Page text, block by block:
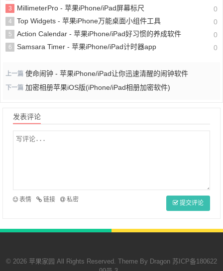
3 MillimeterPro - 苹果iPhone/iPad屏幕标尺 0
4 Top Widgets - 苹果iPhone万能桌面小组件工具 0
5 Action Calendar - 苹果iPhone/iPad好习惯的养成软件 0
6 Samsara Timer - 苹果iPhone/iPad计时器app 0
上一篇 使命闹钟 - 苹果iPhone/iPad让你迅速清醒的闹钟软件
下一篇 加密相册苹果iOS版(iPhone/iPad相册加密软件)
发表评论
表情 链接 私密 提交评论
© 2026 苹果家园 All Rights Reserved. Theme By Dragon 苏ICP备180622